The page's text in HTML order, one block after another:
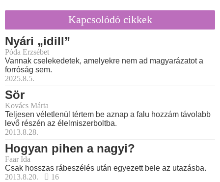
Kapcsolódó cikkek
Nyári „idill”
Póda Erzsébet
Vannak cselekedetek, amelyekre nem ad magyarázatot a
forróság sem.
2025.8.5.
Sör
Kovács Márta
Teljesen véletlenül tértem be aznap a falu hozzám távolabb
levő részén az élelmiszerboltba.
2013.8.28.
Hogyan pihen a nagyi?
Faar Ida
Csak hosszas rábeszélés után egyezett bele az utazásba.
2013.8.20.
16